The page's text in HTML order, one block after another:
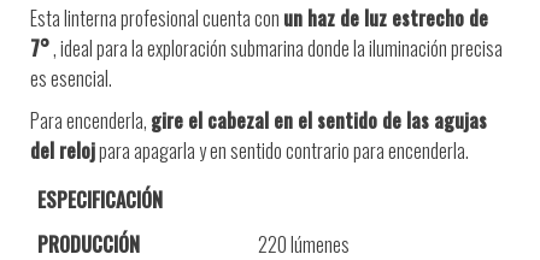
Esta linterna profesional cuenta con un haz de luz estrecho de
7°, ideal para la exploración submarina donde la iluminación precisa
es esencial.
Para encenderla, gire el cabezal en el sentido de las agujas
del relojpara apagarla y en sentido contrario para encenderla.
ESPECIFICACIÓN
PRODUCCIÓN
220 lúmenes